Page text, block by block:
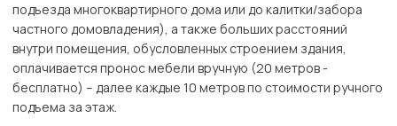
подъезда многоквартирного дома или до калитки/забора
частного домовладения), а также больших расстояний
внутри помещения, обусловленных строением здания,
оплачивается пронос мебели вручную (20 метров -
бесплатно) – далее каждые 10 метров по стоимости ручного
подъема за этаж.